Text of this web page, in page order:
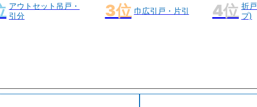
アウトセット吊戸・
引分
巾広引戸・片引
折
プ)